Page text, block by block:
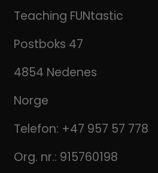
Teaching FUNtastic
Postboks 47
4854 Nedenes
Norge
Telefon: +47 957 57 778
Org. nr.: 915760198